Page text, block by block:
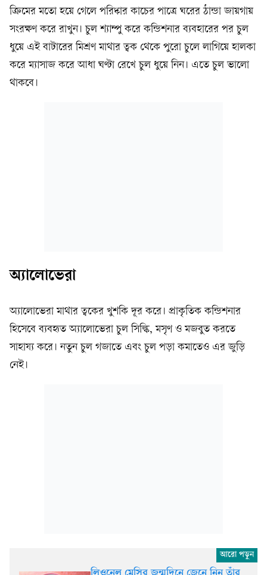
ক্রিমের মতো হয়ে গেলে পরিষ্কার কাচের পাত্রে ঘরের ঠান্ডা জায়গায়
সংরক্ষণ করে রাখুন। চুল শ্যাম্পু করে কন্ডিশনার ব্যবহারের পর চুল
ধুয়ে এই বাটারের মিশ্রণ মাথার ত্বক থেকে পুরো চুলে লাগিয়ে হালকা
করে ম্যাসাজ করে আধা ঘণ্টা রেখে চুল ধুয়ে নিন। এতে চুল ভালো
থাকবে।
অ্যালোভেরা
অ্যালোভেরা মাথার ত্বকের খুশকি দূর করে। প্রাকৃতিক কন্ডিশনার
হিসেবে ব্যবহৃত অ্যালোভেরা চুল সিল্কি, মসৃণ ও মজবুত করতে
সাহায্য করে। নতুন চুল গজাতে এবং চুল পড়া কমাতেও এর জুড়ি
নেই।